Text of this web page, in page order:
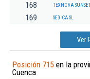
168 TEXNOVA SUNSET
169 SEDICA SL
Ver
Posición 715 en la
Cuenca